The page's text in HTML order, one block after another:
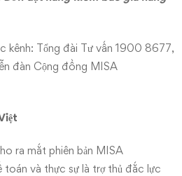
kênh: Tổng đài Tư vấn 1900 8677,
đàn Cộng đồng MISA
ra mắt phiên bản MISA
toán và thực sự là trợ thủ đắc lực